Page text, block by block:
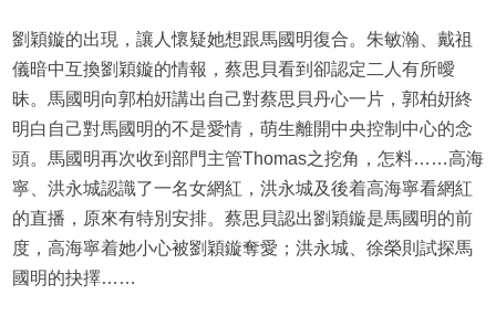
劉穎鏇的出現，讓人懷疑她想跟馬國明復合。朱敏瀚、戴祖
儀暗中互換劉穎鏇的情報，蔡思貝看到卻認定二人有所曖
昧。馬國明向郭柏姸講出自己對蔡思貝丹心一片，郭柏姸終
明白自己對馬國明的不是愛情，萌生離開中央控制中心的念
頭。馬國明再次收到部門主管Thomas之挖角，怎料……高海
寧、洪永城認識了一名女網紅，洪永城及後着高海寧看網紅
的直播，原來有特別安排。蔡思貝認出劉穎鏇是馬國明的前
度，高海寧着她小心被劉穎鏇奪愛；洪永城、徐榮則試探馬
國明的抉擇……